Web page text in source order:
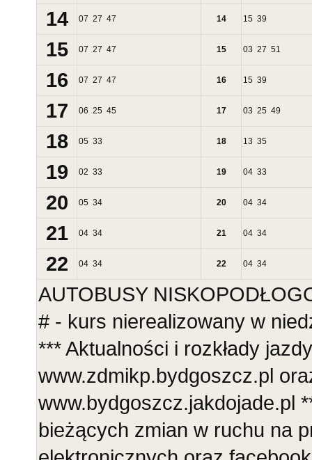
14 07 27 47 14 15 39
15 07 27 47 15 03 27 51
16 07 27 47 16 15 39
17 06 25 45 17 03 25 49
18 05 33 18 13 35
19 02 33 19 04 33
20 05 34 20 04 34
21 04 34 21 04 34
22 04 34 22 04 34
AUTOBUSY
# - kurs nierealizowany w
*** Aktualności i rozkłady
www.zdmikp.bydgoszcz.pl
www.bydgoszcz.jakdojade.pl
bieżących zmian w ruchu na